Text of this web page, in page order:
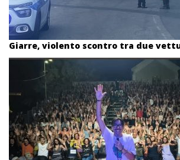
Giarre, violento scontro tra due